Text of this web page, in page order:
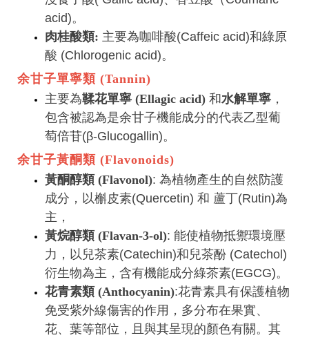
acid)。
肉桂酸類: 主要為咖啡酸(Caffeic acid)和綠原
酸 (Chlorogenic acid)。
余甘子單寧類 (Tannin)
主要為鞣花單寧 (Ellagic acid) 和水解單寧 ，
包含被認為是余甘子機能成分的代表乙型葡
萄倍苷(β-Glucogallin)。
余甘子黃酮類 (Flavonoids)
黃酮醇類 (Flavonol): 為植物產生的自然防護
成分，以槲皮素(Quercetin) 和 蘆丁(Rutin)為
主，
黃烷醇類 (Flavan-3-ol): 能使植物抵禦環境壓
力，以兒茶素(Catechin)和兒茶酚 (Catechol)
衍生物為主，含有機能成分綠茶素(EGCG)。
花青素類 (Anthocyanin):花青素具有保護植物
免受紫外線傷害的作用，多分布在果實、
花、葉等部位，且與其呈現的顏色有關。其